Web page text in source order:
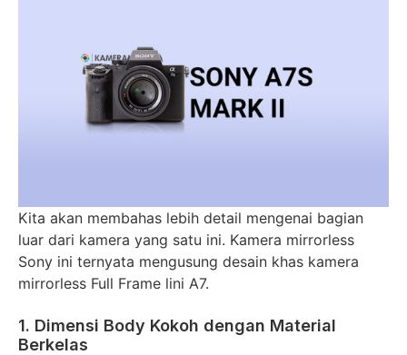
Kita akan membahas lebih detail mengenai bagian
luar dari kamera yang satu ini. Kamera mirrorless
Sony ini ternyata mengusung desain khas kamera
mirrorless Full Frame lini A7.
1. Dimensi Body Kokoh dengan Material
Berkelas